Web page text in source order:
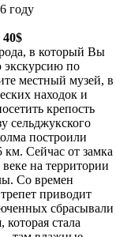
году
в который Вы
экскурсию по
местный музей, в
находок и
крепость
сельджукского
построили
км. Сейчас от замка
на территории
Со времен
приводит
сбрасывали
стала